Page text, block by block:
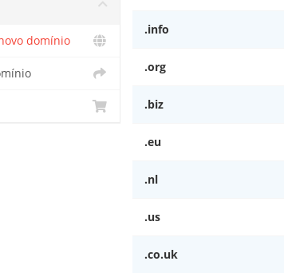
domínio
.info
.org
.biz
.eu
.nl
.us
.co.uk